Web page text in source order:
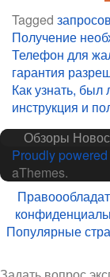
Tagged запросов
Получение
Навигация
по
записям
Телефон для
гарантия
Как узнать, был
инструкция и
Обзоры
Proudly
aThemes.
Популярные